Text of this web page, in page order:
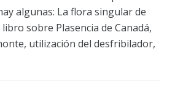
algunas: La flora singular de
sobre Plasencia de Canadá,
utilización del desfribilador,